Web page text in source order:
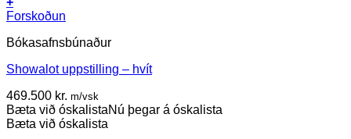
Forskoðun
Bókasafnsbúnaður
Showalot uppstilling – hvít
469.500 kr. m/vsk
Bæta við óskalistaNú þegar á óskalista
Bæta við óskalista